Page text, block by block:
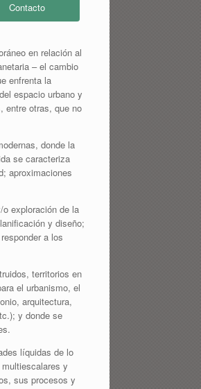
Contacto
en relación al
– el cambio
enfrenta la
espacio urbano y
entre otras, que no
donde la
se caracteriza
aproximaciones
exploración de la
y diseño;
a los
territorios en
el urbanismo, el
arquitectura,
y donde se
líquidas de lo
y
sus procesos y